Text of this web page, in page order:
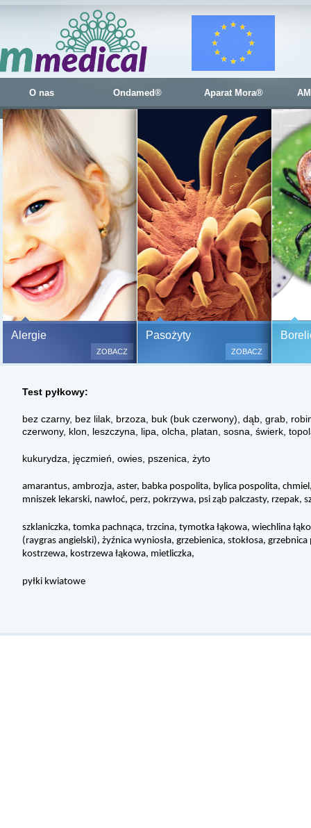
O nas Ondamed® Aparat Mora®
Alergie
Bezbolesne testy alergiczne
500 alergenów oraz zabiegi
odczulające.
a wynik jest natychmiastowy.
ZOBACZ
Pasożyty
ZOBACZ
Test pyłkowy:
bez czarny, bez lilak, brzoza, buk (buk czerwony), dąb, grab,
czerwony, klon, leszczyna, lipa, olcha, platan, sosna, świerk,
kukurydza, jęczmień, owies, pszenica, żyto
amarantus, ambrozja, aster, babka pospolita, bylica pospolita,
mniszek lekarski, nawłoć, perz, pokrzywa, psi ząb palczasty, rzepak,
szklaniczka, tomka pachnąca, trzcina, tymotka łąkowa, wiechlina
(raygras angielski), żyźnica wyniosła, grzebienica, stokłosa,
kostrzewa, kostrzewa łąkowa, mietliczka,
pyłki kwiatowe